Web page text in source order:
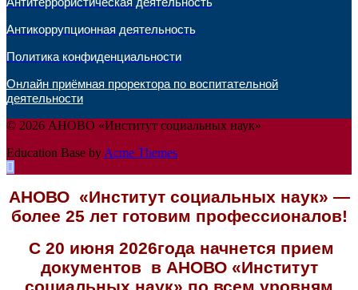
Антикоррупционная деятельность
Политика конфиденциальности
Онлайн приёмная проректора по воспитательной
деятельности
© 2026 АНОВО «Институт социальных наук»
Education Base by Acme Themes
АНОВО «Институт социальных наук» —
более 25 лет готовим профессионалов!
С 20 июня 2026года начнется прием
документов в АНОВО «Институт